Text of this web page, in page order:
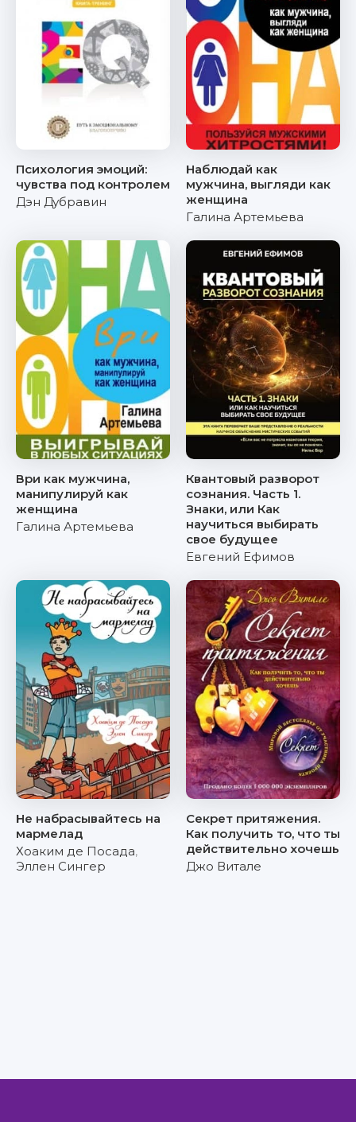
Психология эмоций:
чувства под контролем
Дэн Дубравин
Наблюдай как
мужчина, выгляди как
женщина
Галина Артемьева
Ври как мужчина,
манипулируй как
женщина
Галина Артемьева
Квантовый разворот
сознания. Часть 1.
Знаки, или Как
научиться выбирать
свое будущее
Евгений Ефимов
Не набрасывайтесь на
мармелад
Хоаким де Посада,
Эллен Сингер
Секрет притяжения.
Как получить то, что ты
действительно хочешь
Джо Витале